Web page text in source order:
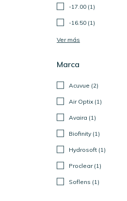
-17.00 (1)
-16.50 (1)
Ver más
Marca
Acuvue (2)
Air Optix (1)
Avaira (1)
Biofinity (1)
Hydrosoft (1)
Proclear (1)
Soflens (1)